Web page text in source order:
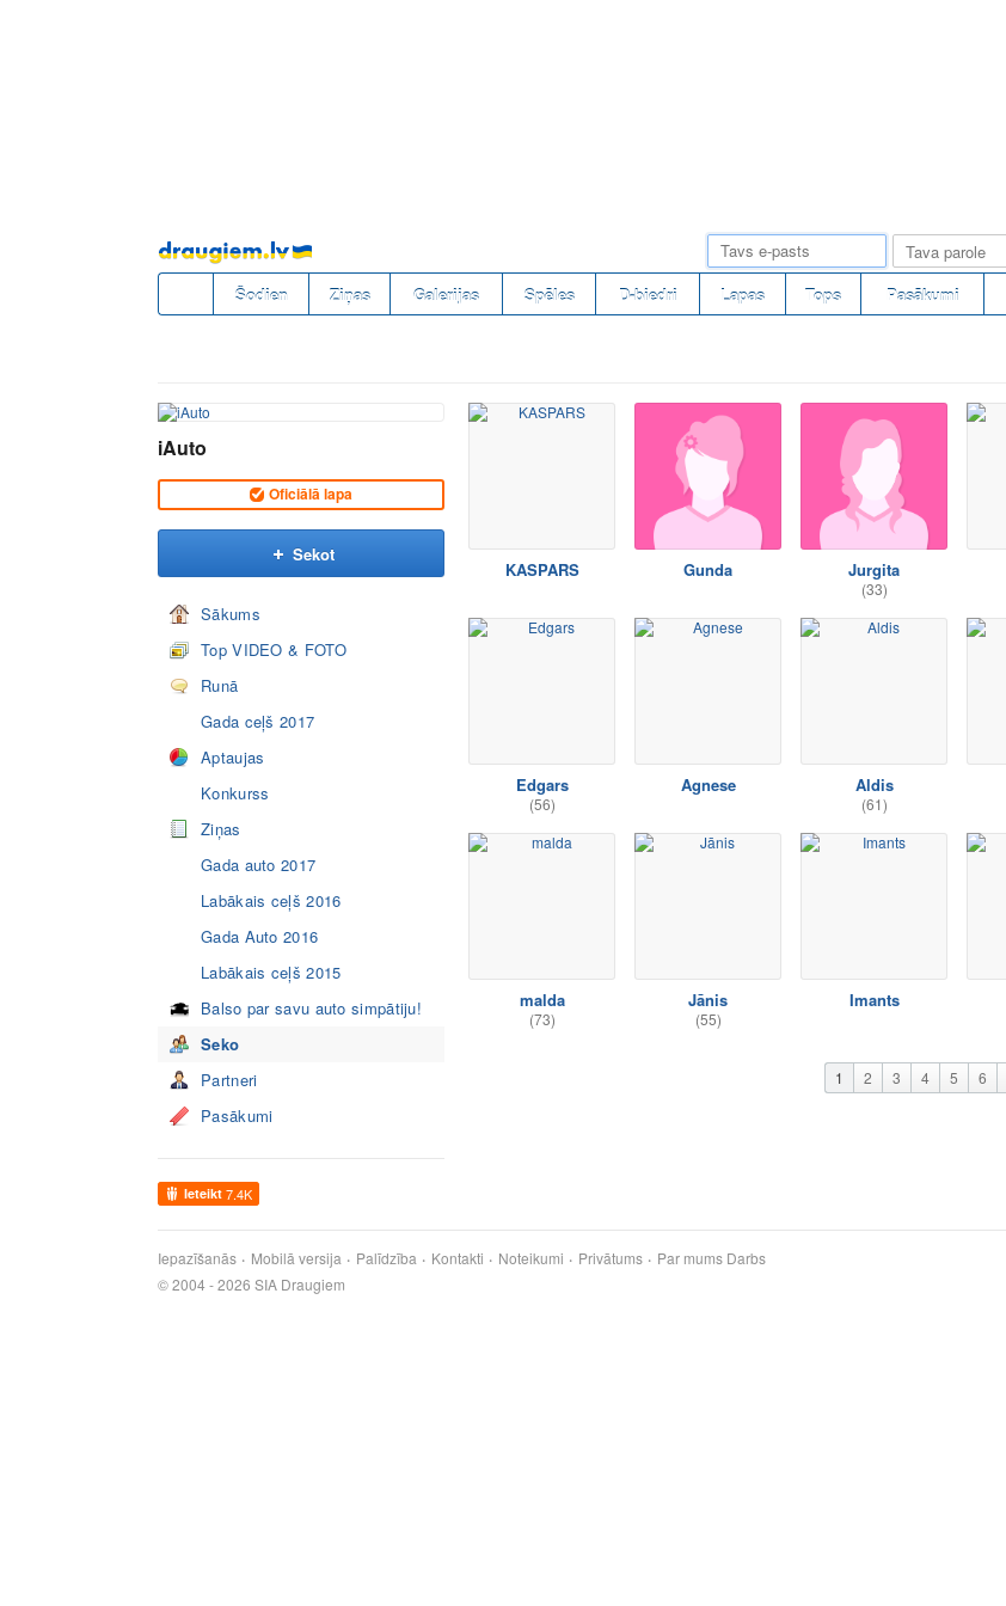
Pāriet
uz
saturu
Šodien Ziņas Galerijas Spēles D-biedri Lapas Tops Pasākumi
iAuto
Oficiālā lapa
Sekot
Sākums
Top VIDEO & FOTO
Runā
Gada ceļš 2017
Aptaujas
Konkurss
Ziņas
Gada auto 2017
Labākais ceļš 2016
Gada Auto 2016
Labākais ceļš 2015
Balso par savu auto simpātiju!
Seko
Partneri
Pasākumi
Ieteikt 7.4K
KASPARS Gunda Jurgita
(33)
Edgars
(56)
Agnese Aldis
(61)
malda
(73)
Jānis
(55)
Imants
1 2 3 4 5 6
Iepazīšanās Mobilā versija Palīdzība Kontakti Noteikumi Privātums Par mums Darbs
© 2004 - 2026 SIA Draugiem